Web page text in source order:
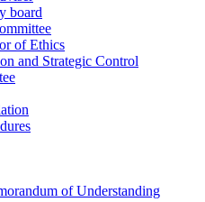
board
of Ethics
and Strategic Control
of Understanding